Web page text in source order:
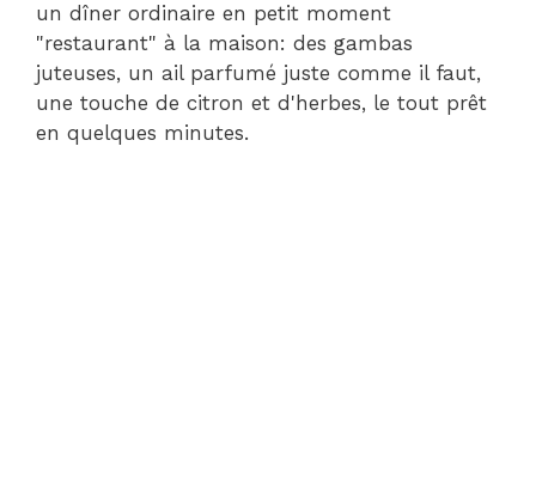
un dîner ordinaire en petit moment
"restaurant" à la maison: des gambas
juteuses, un ail parfumé juste comme il faut,
une touche de citron et d'herbes, le tout prêt
en quelques minutes.